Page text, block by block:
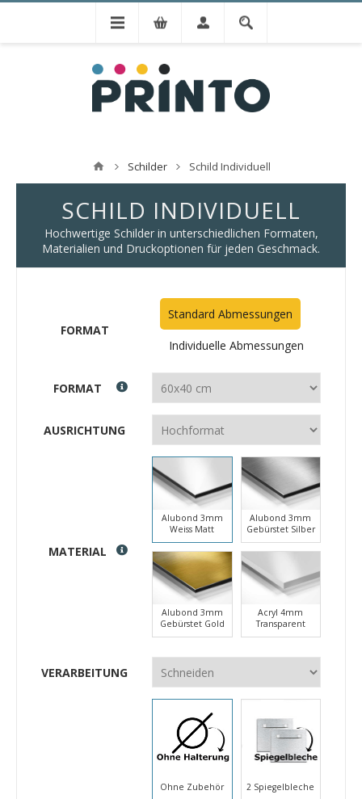
Schilder Schild Individuell
SCHILD INDIVIDUELL
Hochwertige Schilder in unterschiedlichen Formaten,
Materialien und Druckoptionen für jeden Geschmack.
FORMAT
Standard Abmessungen
Individuelle Abmessungen
FORMAT
AUSRICHTUNG
MATERIAL
Alubond 3mm
Weiss Matt
Alubond 3mm
Gebürstet Silber
Alubond 3mm
Gebürstet Gold
Acryl 4mm
Transparent
VERARBEITUNG
Ohne Zubehör 2 Spiegelbleche